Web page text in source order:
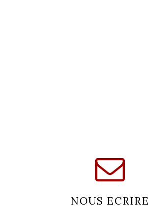
NOUS ECRIRE